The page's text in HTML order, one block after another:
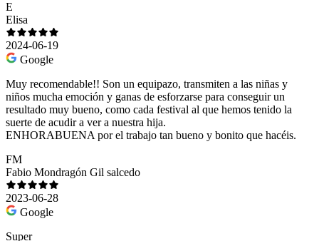
E
Elisa
2024-06-19
Google
Muy recomendable!! Son un equipazo, transmiten a las niñas y
niños mucha emoción y ganas de esforzarse para conseguir un
resultado muy bueno, como cada festival al que hemos tenido la
suerte de acudir a ver a nuestra hija.
ENHORABUENA por el trabajo tan bueno y bonito que hacéis.
FM
Fabio Mondragón Gil salcedo
2023-06-28
Google
Super